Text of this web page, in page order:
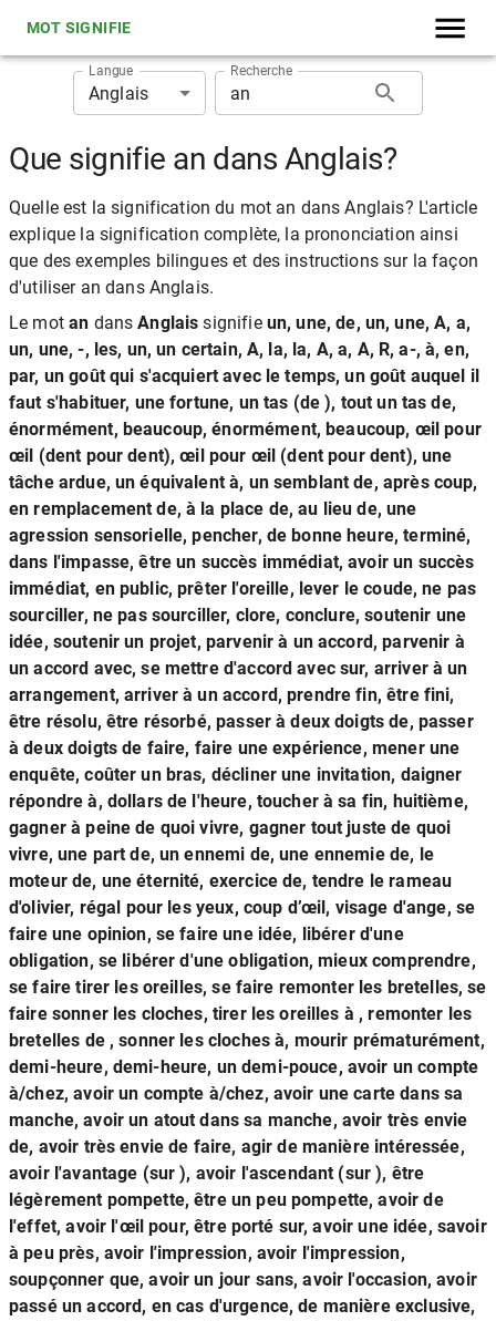
MOT SIGNIFIE
Langue
Anglais
Recherche
Que signifie an dans Anglais?
Quelle est la signification du mot an dans Anglais? L'article
explique la signification complète, la prononciation ainsi
que des exemples bilingues et des instructions sur la façon
d'utiliser an dans Anglais.
Le motan dansAnglais signifie un, une, de, un, une, A, a,
un, une, -, les, un, un certain, A, la, la, A, a, A, R, a-, à, en,
par, un goût qui s'acquiert avec le temps, un goût auquel il
faut s'habituer, une fortune, un tas (de ), tout un tas de,
énormément, beaucoup, énormément, beaucoup, œil pour
œil (dent pour dent), œil pour œil (dent pour dent), une
tâche ardue, un équivalent à, un semblant de, après coup,
en remplacement de, à la place de, au lieu de, une
agression sensorielle, pencher, de bonne heure, terminé,
dans l'impasse, être un succès immédiat, avoir un succès
immédiat, en public, prêter l'oreille, lever le coude, ne pas
sourciller, ne pas sourciller, clore, conclure, soutenir une
idée, soutenir un projet, parvenir à un accord, parvenir à
un accord avec, se mettre d'accord avec sur, arriver à un
arrangement, arriver à un accord, prendre fin, être fini,
être résolu, être résorbé, passer à deux doigts de, passer
à deux doigts de faire, faire une expérience, mener une
enquête, coûter un bras, décliner une invitation, daigner
répondre à, dollars de l'heure, toucher à sa fin, huitième,
gagner à peine de quoi vivre, gagner tout juste de quoi
vivre, une part de, un ennemi de, une ennemie de, le
moteur de, une éternité, exercice de, tendre le rameau
d'olivier, régal pour les yeux, coup d’œil, visage d'ange, se
faire une opinion, se faire une idée, libérer d'une
obligation, se libérer d'une obligation, mieux comprendre,
se faire tirer les oreilles, se faire remonter les bretelles, se
faire sonner les cloches, tirer les oreilles à , remonter les
bretelles de , sonner les cloches à, mourir prématurément,
demi-heure, demi-heure, un demi-pouce, avoir un compte
à/chez, avoir un compte à/chez, avoir une carte dans sa
manche, avoir un atout dans sa manche, avoir très envie
de, avoir très envie de faire, agir de manière intéressée,
avoir l'avantage (sur ), avoir l'ascendant (sur ), être
légèrement pompette, être un peu pompette, avoir de
l'effet, avoir l'œil pour, être porté sur, avoir une idée, savoir
à peu près, avoir l'impression, avoir l'impression,
soupçonner que, avoir un jour sans, avoir l'occasion, avoir
passé un accord, en cas d'urgence, de manière exclusive,